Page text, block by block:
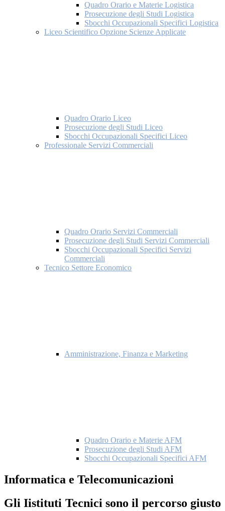
Quadro Orario e Materie Logistica
Prosecuzione degli Studi Logistica
Sbocchi Occupazionali Specifici Logistica
Liceo Scientifico Opzione Scienze Applicate
Quadro Orario Liceo
Prosecuzione degli Studi Liceo
Sbocchi Occupazionali Specifici Liceo
Professionale Servizi Commerciali
Quadro Orario Servizi Commerciali
Prosecuzione degli Studi Servizi Commerciali
Sbocchi Occupazionali Specifici Servizi
Commerciali
Tecnico Settore Economico
Amministrazione, Finanza e Marketing
Quadro Orario e Materie AFM
Prosecuzione degli Studi AFM
Sbocchi Occupazionali Specifici AFM
Informatica e Telecomunicazioni
Gli Iistituti Tecnici sono il percorso giusto